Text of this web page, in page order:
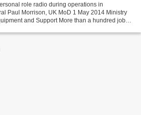
role radio during operations in
Paul Morrison, UK MoD 1 May 2014 Ministry
and Support More than a hundred jobs